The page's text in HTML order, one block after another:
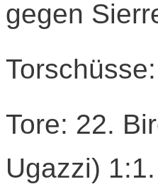
gegen
Tore: 22.
Ugazzi)